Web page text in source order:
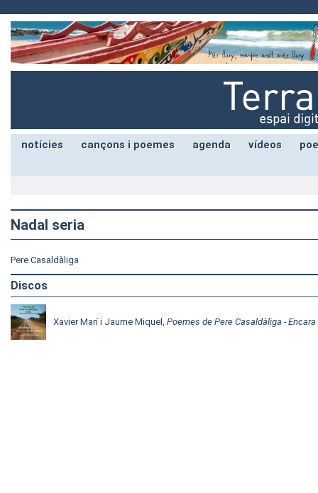
notícies cançons i poemes agenda vídeos
Nadal seria
Pere Casaldàliga
Discos
Xavier Marí i Jaume Miquel, Poemes de Pere Casaldàliga -